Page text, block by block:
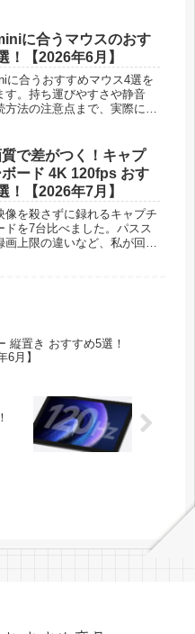
に合うマウスのおす
！【2026年6月】
に合うおすすめマウス4選を
す。持ち運びやすさや静音
方法の注意点まで、実際に触
で差がつく！キャプ
ード 4K 120fps おす
！【2026年7月】
像を殺さずに録れるキャプチ
ドを7台比べました。パスス
画上限の違いなど、私が回り
縦置き おすすめ5選！
6月】